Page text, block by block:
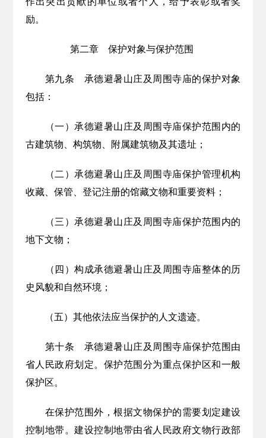
励。
第二章 保护对象与保护范围
第九条 承德避暑山庄及周围寺庙的保护对象
包括：
（一）承德避暑山庄及周围寺庙保护范围内的
古建筑物、构筑物、附属建筑物及其遗址；
（二）承德避暑山庄及周围寺庙保护管理机构
收藏、保管、登记注册的馆藏文物和重要资料；
（三）承德避暑山庄及周围寺庙保护范围内的
地下文物；
（四）构成承德避暑山庄及周围寺庙整体的历
史风貌和自然环境；
（五）其他依法应当保护的人文遗迹。
第十条 承德避暑山庄及周围寺庙保护范围由
省人民政府划定。保护范围分为重点保护区和一般
保护区。
在保护范围外，根据文物保护的需要划定建设
控制地带。建设控制地带由省人民政府文物行政部